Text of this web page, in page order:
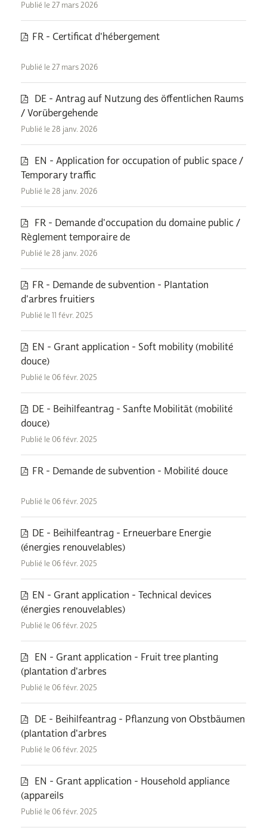
Publié le 27 mars 2026
FR - Certificat d'hébergement
Publié le 27 mars 2026
DE - Antrag auf Nutzung des öffentlichen Raums
/ Vorübergehende
Publié le 28 janv. 2026
EN - Application for occupation of public space /
Temporary traffic
Publié le 28 janv. 2026
FR - Demande d'occupation du domaine public /
Règlement temporaire de
Publié le 28 janv. 2026
FR - Demande de subvention - Plantation
d'arbres fruitiers
Publié le 11 févr. 2025
EN - Grant application - Soft mobility (mobilité
douce)
Publié le 06 févr. 2025
DE - Beihilfeantrag - Sanfte Mobilität (mobilité
douce)
Publié le 06 févr. 2025
FR - Demande de subvention - Mobilité douce
Publié le 06 févr. 2025
DE - Beihilfeantrag - Erneuerbare Energie
(énergies renouvelables)
Publié le 06 févr. 2025
EN - Grant application - Technical devices
(énergies renouvelables)
Publié le 06 févr. 2025
EN - Grant application - Fruit tree planting
(plantation d'arbres
Publié le 06 févr. 2025
DE - Beihilfeantrag - Pflanzung von Obstbäumen
(plantation d'arbres
Publié le 06 févr. 2025
EN - Grant application - Household appliance
(appareils
Publié le 06 févr. 2025